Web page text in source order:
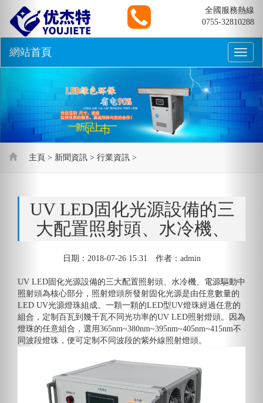
全國服務熱線
0755-32810288
Toggle
網站首頁
Previous
主頁 > 新聞資訊 > 行業資訊 >
UV LED固化光源設備的三
大配置照射頭、水冷機、
日期：2018-07-26 15:31 作者：admin
UV LED固化光源設備的三大配置照射頭、水冷機、電源驅動中
照射頭為核心部分，照射燈頭所發射固化光源是由任意數量的
LED UV光源燈珠組成。一顆一顆的LED型UV燈珠經過任意的
組合，定制百瓦到幾千瓦不同光功率的UV LED照射燈頭。因為
燈珠的任意組合，選用365nm~380nm~395nm~405nm~415nm不
同波段燈珠，便可定制不同波段的紫外線照射燈頭。